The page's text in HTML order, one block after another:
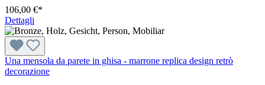
106,00 €*
Dettagli
Una mensola da parete in ghisa - marrone replica design retrò
decorazione